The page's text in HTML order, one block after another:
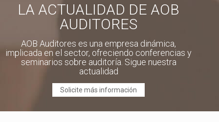
LA ACTUALIDAD DE AOB
AUDITORES
AOB Auditores es una empresa dinámica,
implicada en el sector, ofreciendo conferencias y
seminarios sobre auditoría. Sigue nuestra
actualidad
Solicite más información